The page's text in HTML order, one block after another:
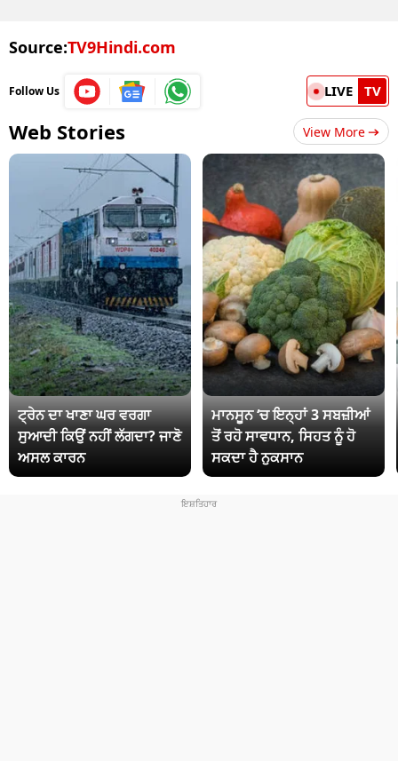
Source:TV9Hindi.com
Follow Us LIVE TV
Web Stories View More
ਟ੍ਰੇਨ ਦਾ ਖਾਣਾ ਘਰ ਵਰਗਾ
ਸੁਆਦੀ ਕਿਉਂ ਨਹੀਂ ਲੱਗਦਾ? ਜਾਣੋ
ਅਸਲ ਕਾਰਨ
ਮਾਨਸੂਨ ‘ਚ ਇਨ੍ਹਾਂ 3 ਸਬਜ਼ੀਆਂ
ਤੋਂ ਰਹੋ ਸਾਵਧਾਨ, ਸਿਹਤ ਨੂੰ ਹੋ
ਸਕਦਾ ਹੈ ਨੁਕਸਾਨ